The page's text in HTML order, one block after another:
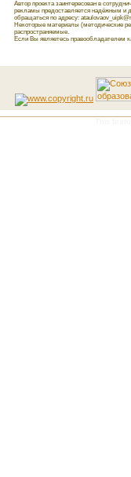
Автор проекта заинтересован в
рекламы предоставляется надёжным и
обращаться по адресу:
Некоторые материалы (методические
распространяемые.
Если Вы являетесь правообладателем